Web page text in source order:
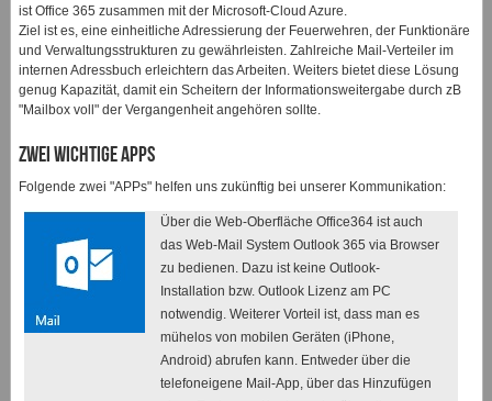
ist Office 365 zusammen mit der Microsoft-Cloud Azure.
Ziel ist es, eine einheitliche Adressierung der Feuerwehren, der Funktionäre
und Verwaltungsstrukturen zu gewährleisten. Zahlreiche Mail-Verteiler im
internen Adressbuch erleichtern das Arbeiten. Weiters bietet diese Lösung
genug Kapazität, damit ein Scheitern der Informationsweitergabe durch zB
"Mailbox voll" der Vergangenheit angehören sollte.
Zwei wichtige APPs
Folgende zwei "APPs" helfen uns zukünftig bei unserer Kommunikation:
Über die Web-Oberfläche Office364 ist auch
das Web-Mail System Outlook 365 via Browser
zu bedienen. Dazu ist keine Outlook-
Installation bzw. Outlook Lizenz am PC
notwendig. Weiterer Vorteil ist, dass man es
mühelos von mobilen Geräten (iPhone,
Android) abrufen kann. Entweder über die
telefoneigene Mail-App, über das Hinzufügen